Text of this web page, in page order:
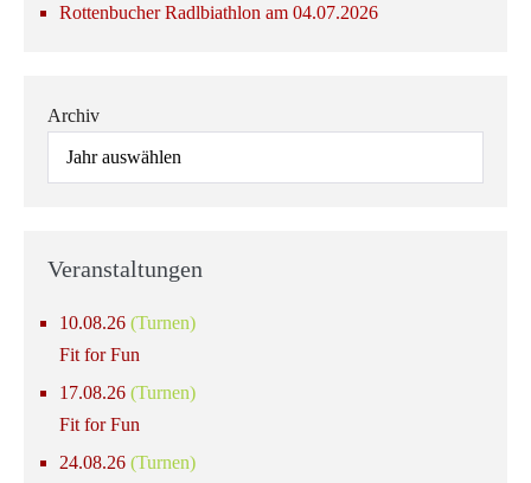
Rottenbucher Radlbiathlon am 04.07.2026
Archiv
Veranstaltungen
10.08.26 (Turnen)
Fit for Fun
17.08.26 (Turnen)
Fit for Fun
24.08.26 (Turnen)